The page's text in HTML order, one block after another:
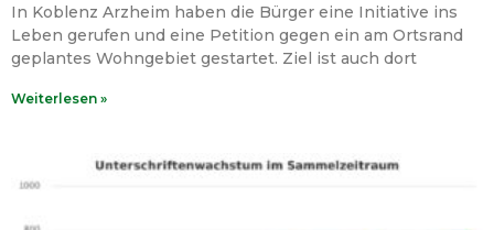
In Koblenz Arzheim haben die Bürger eine Initiative ins
Leben gerufen und eine Petition gegen ein am Ortsrand
geplantes Wohngebiet gestartet. Ziel ist auch dort
Weiterlesen »